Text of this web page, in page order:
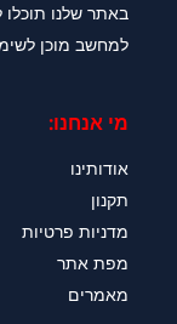
באתר שלנו
למחשב מוכן
מי אנחנו:
אודותינו
תקנון
מדניות פרטיות
מפת אתר
מאמרים